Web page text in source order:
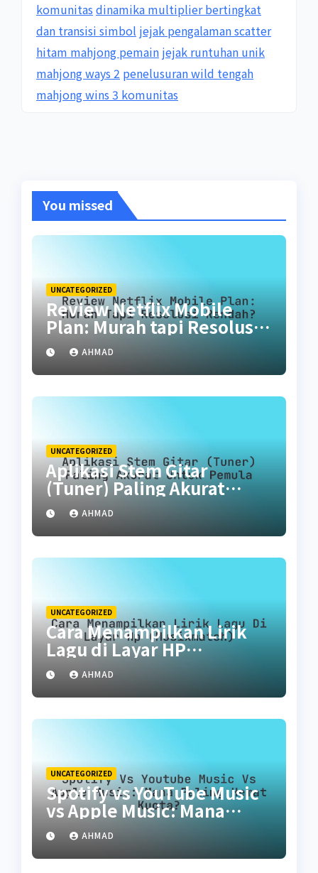
komunitas dinamika multiplier bertingkat
dan transisi simbol jejak pengalaman scatter
hitam mahjong pemain jejak runtuhan unik
mahjong ways 2 penelusuran wild tengah
mahjong wins 3 komunitas
You missed
UNCATEGORIZED
Review Netflix Mobile
Plan: Murah tapi Resolusi
Rendah?
AHMAD
UNCATEGORIZED
Aplikasi Stem Gitar
(Tuner) Paling Akurat
untuk Pemula
AHMAD
UNCATEGORIZED
Cara Menampilkan Lirik
Lagu di Layar HP
(Musixmatch)
AHMAD
UNCATEGORIZED
Spotify vs YouTube Music
vs Apple Music: Mana
Paling Hemat Kuota?
AHMAD